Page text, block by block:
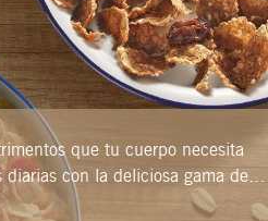
que tu cuerpo necesita
con la deliciosa gama de